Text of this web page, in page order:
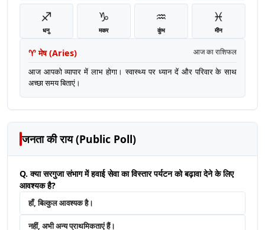
♐
धनु
♑
मकर
♒
कुंभ
♓
मीन
♈ मेष(Aries) आज का राशिफल
आज आपको व्यापार में लाभ होगा। स्वास्थ्य पर ध्यान दें और परिवार के साथ
अच्छा समय बिताएं।
जनता की राय (Public Poll)
Q. क्या सरगुजा संभाग में हवाई सेवा का विस्तार पर्यटन को बढ़ावा देने के लिए
आवश्यक है?
हाँ, बिल्कुल आवश्यक है।
नहीं, अभी अन्य प्राथमिकताएं हैं।